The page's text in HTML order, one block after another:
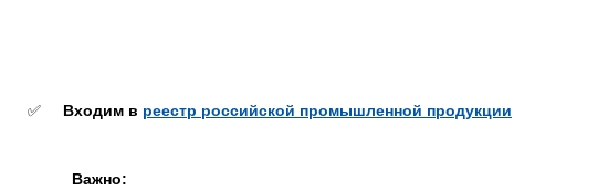
✅ Входим в реестр российской промышленной продукции
Важно: